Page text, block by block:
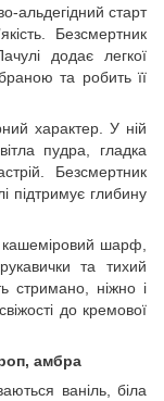
альдегідний старт
Безсмертник
додає легкої
та робить її
характер. У ній
пудра, гладка
Безсмертник
підтримує глибину
шарф,
та тихий
стримано, ніжно і
до кремової
амбра
ваніль, біла